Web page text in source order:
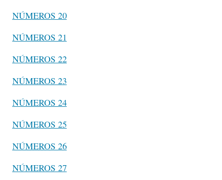
NÚMEROS 20
NÚMEROS 21
NÚMEROS 22
NÚMEROS 23
NÚMEROS 24
NÚMEROS 25
NÚMEROS 26
NÚMEROS 27